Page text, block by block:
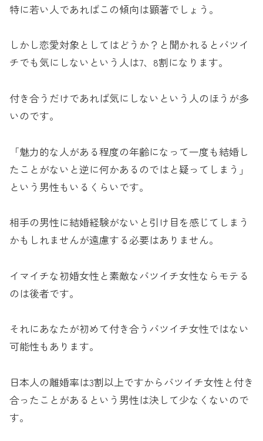
特に若い人であればこの傾向は顕著でしょう。
しかし恋愛対象としてはどうか？と聞かれるとバツイ
チでも気にしないという人は7、8割になります。
付き合うだけであれば気にしないという人のほうが多
いのです。
「魅力的な人がある程度の年齢になって一度も結婚し
たことがないと逆に何かあるのではと疑ってしまう」
という男性もいるくらいです。
相手の男性に結婚経験がないと引け目を感じてしまう
かもしれませんが遠慮する必要はありません。
イマイチな初婚女性と素敵なバツイチ女性ならモテる
のは後者です。
それにあなたが初めて付き合うバツイチ女性ではない
可能性もあります。
日本人の離婚率は3割以上ですからバツイチ女性と付き
合ったことがあるという男性は決して少なくないので
す。